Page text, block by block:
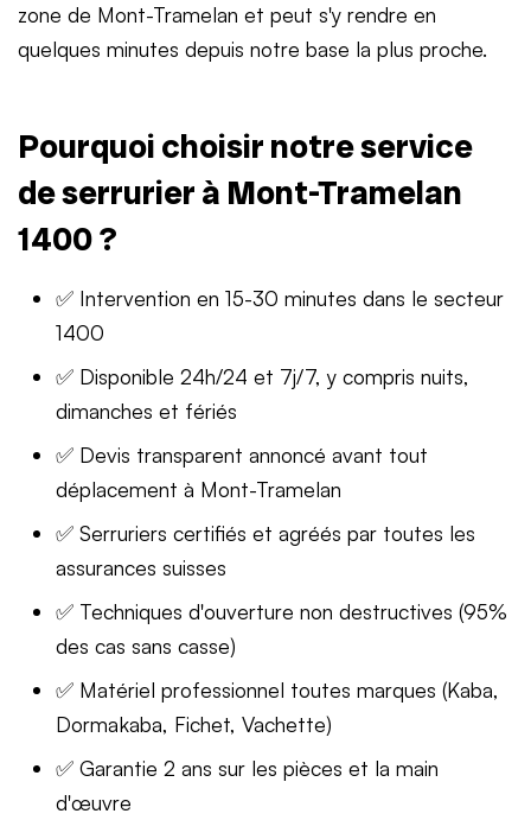
zone de Mont-Tramelan et peut s'y rendre en
quelques minutes depuis notre base la plus proche.
Pourquoi choisir notre service
de serrurier à Mont-Tramelan
1400 ?
✅ Intervention en 15-30 minutes dans le secteur
1400
✅ Disponible 24h/24 et 7j/7, y compris nuits,
dimanches et fériés
✅ Devis transparent annoncé avant tout
déplacement à Mont-Tramelan
✅ Serruriers certifiés et agréés par toutes les
assurances suisses
✅ Techniques d'ouverture non destructives (95%
des cas sans casse)
✅ Matériel professionnel toutes marques (Kaba,
Dormakaba, Fichet, Vachette)
✅ Garantie 2 ans sur les pièces et la main
d'œuvre